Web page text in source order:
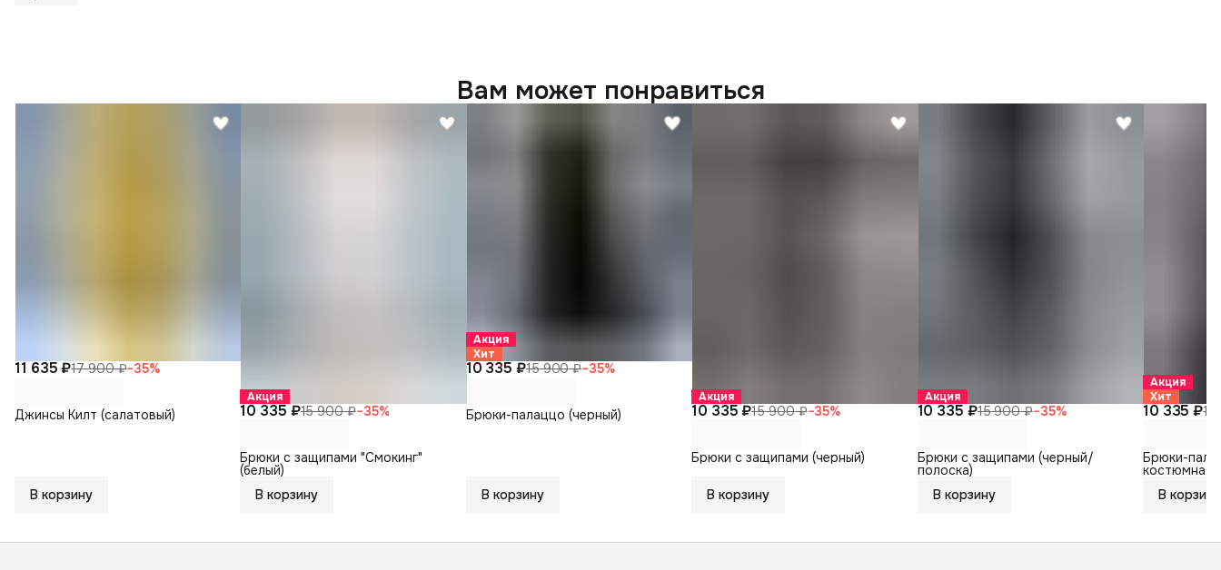
Вам может понравиться
11 635 ₽17 900 ₽−35%
Джинсы Килт (салатовый)
В корзину
Акция
10 335 ₽15 900 ₽−35%
Брюки с защипами "Смокинг"
(белый)
В корзину
Акция
Хит
10 335 ₽15 900 ₽−35%
Брюки-палаццо (черный)
В корзину
Акция
10 335 ₽15 900 ₽−35%
Брюки с защипами (черный)
В корзину
Акция
10 335 ₽15 900 ₽−35%
Брюки с защипами (черный/
полоска)
В корзину
Акция
Хит
10 335 ₽
Брюки-
костюмная
В корзину